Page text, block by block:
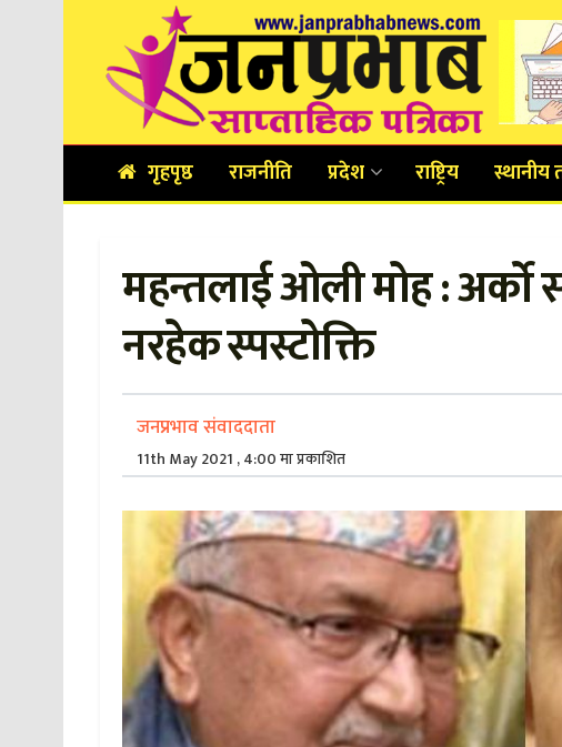
गृहपृष्ठ राजनीति प्रदेश राष्ट्रिय स्थानीय
महन्तलाई ओली मोह : अर्को
नरहेक स्पस्टोक्ति
जनप्रभाव संवाददाता
11th May 2021 , 4:00 मा प्रकाशित